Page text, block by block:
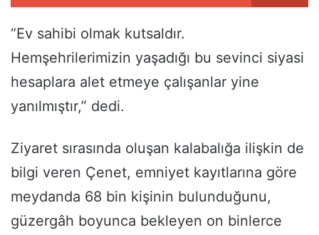
“Ev sahibi olmak kutsaldır.
Hemşehrilerimizin yaşadığı bu sevinci siyasi
hesaplara alet etmeye çalışanlar yine
yanılmıştır,” dedi.
Ziyaret sırasında oluşan kalabalığa ilişkin de
bilgi veren Çenet, emniyet kayıtlarına göre
meydanda 68 bin kişinin bulunduğunu,
güzergâh boyunca bekleyen on binlerce